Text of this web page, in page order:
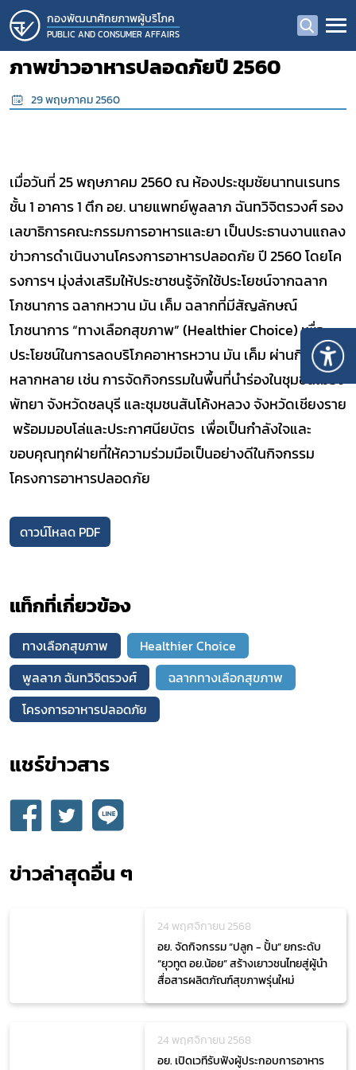
กองพัฒนาศักยภาพผู้บริโภค
PUBLIC AND CONSUMER AFFAIRS
ภาพข่าวอาหารปลอดภัยปี 2560
29 พฤษภาคม 2560
เมื่อวันที่ 25 พฤษภาคม 2560 ณ ห้องประชุมชัยนาทนเรนทร
ชั้น 1 อาคาร 1 ตึก อย. นายแพทย์พูลลาภ ฉันทวิจิตรวงศ์ รอง
เลขาธิการคณะกรรมการอาหารและยา เป็นประธานงานแถลง
ข่าวการดำเนินงานโครงการอาหารปลอดภัย ปี 2560 โดยโค
รงการฯ มุ่งส่งเสริมให้ประชาชนรู้จักใช้ประโยชน์จากฉลาก
โภชนาการ ฉลากหวาน มัน เค็ม ฉลากที่มีสัญลักษณ์
โภชนาการ “ทางเลือกสุขภาพ” (Healthier Choice) เพื่อ
ประโยชน์ในการลดบริโภคอาหารหวาน มัน เค็ม ผ่านกิจกรรม
หลากหลาย เช่น การจัดกิจกรรมในพื้นที่นำร่องในชุมชนเมือง
พัทยา จังหวัดชลบุรี และชุมชนสันโค้งหลวง จังหวัดเชียงราย
พร้อมมอบโล่และประกาศนียบัตร เพื่อเป็นกำลังใจและ
ขอบคุณทุกฝ่ายที่ให้ความร่วมมือเป็นอย่างดีในกิจกรรม
โครงการอาหารปลอดภัย
ดาวน์โหลด PDF
แท็กที่เกี่ยวข้อง
ทางเลือกสุขภาพ
Healthier Choice
พูลลาภ ฉันทวิจิตรวงศ์
ฉลากทางเลือกสุขภาพ
โครงการอาหารปลอดภัย
แชร์ข่าวสาร​
ข่าวล่าสุดอื่น ๆ
24 พฤศจิกายน 2568
อย. จัดกิจกรรม “ปลูก - ปั้น” ยกระดับ
“ยุวทูต อย.น้อย” สร้างเยาวชนไทยสู่ผู้นำ
สื่อสารผลิตภัณฑ์สุขภาพรุ่นใหม่
24 พฤศจิกายน 2568
อย. เปิดเวทีรับฟังผู้ประกอบการอาหาร